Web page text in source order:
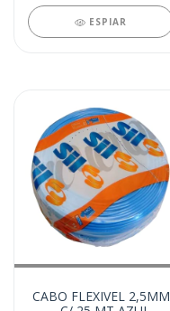
ESPIAR
CABO FLEXIVEL 2,5MM